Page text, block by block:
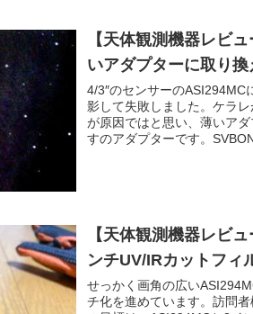
【天体観測機器レビ
いアダプターに取り換
4/3″のセンサーのASI294MC
影して失敗しました。ケラ
が原因ではと思い、薄いア
すのアダプターです。
【天体観測機器レビ
ンチUV/IRカットフィ
せっかく画角の広い
チ化を進めています。訪問